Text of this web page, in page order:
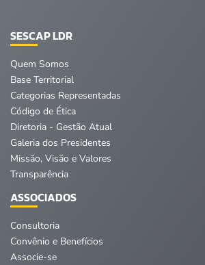
SESCAP LDR
Quem Somos
Base Territorial
Categorias Representadas
Código de Ética
Diretoria - Gestão Atual
Galeria dos Presidentes
Missão, Visão e Valores
Transparência
ASSOCIADOS
Consultoria
Convênio e Benefícios
Associe-se